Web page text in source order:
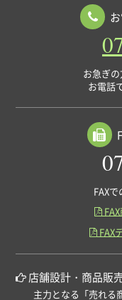
お急ぎ
お電話
FAX
FAX
 FAX
店舗設計・商品販
主力となる「売れる